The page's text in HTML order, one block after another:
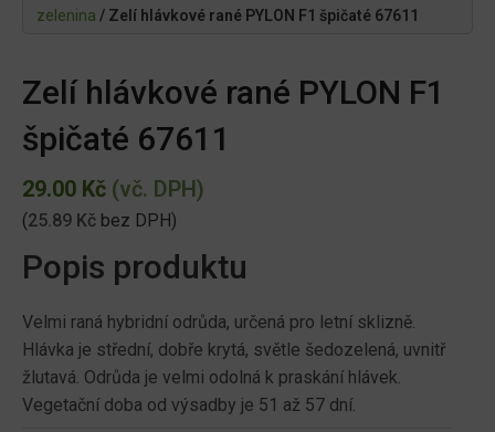
zelenina / Zelí hlávkové rané PYLON F1 špičaté 67611
Zelí hlávkové rané PYLON F1
špičaté 67611
29.00 Kč (vč. DPH)
(25.89 Kč bez DPH)
Popis produktu
Velmi raná hybridní odrůda, určená pro letní sklizně.
Hlávka je střední, dobře krytá, světle šedozelená, uvnitř
žlutavá. Odrůda je velmi odolná k praskání hlávek.
Vegetační doba od výsadby je 51 až 57 dní.